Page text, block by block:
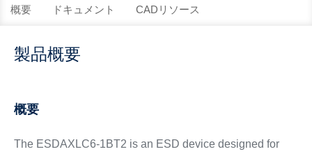
概要 ドキュメント CADリソース
製品概要
概要
The ESDAXLC6-1BT2 is an ESD device designed for